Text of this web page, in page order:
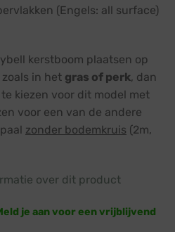
(Engels: all surface)
kerstboom plaatsen op
zoals in het gras of perk, dan
te kiezen voor dit model met
voor een van de andere
zonder bodemkruis (2m,
over dit product
je aan voor een vrijblijvend